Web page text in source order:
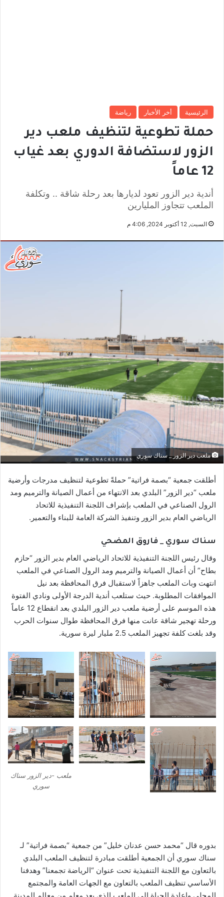
الرئيسية أخر الأخبار رياضة
حملة تطوعية لتنظيف ملعب دير
الزور لاستضافة الدوري بعد غياب
12 عاماً
أندية دير الزور تعود لديارها بعد رحلة شاقة .. وتكلفة
الملعب تتجاوز المليارين
السبت, 12 أكتوبر 2024, 4:06 م
ملعب دير الزور _ سناك سوري
أطلقت جمعية “بصمة فراتية” حملةً تطوعية لتنظيف مدرجات وأرضية
ملعب “دير الزور” البلدي بعد الانتهاء من أعمال الصيانة والترميم ومد
الرول الصناعي في الملعب بإشراف اللجنة التنفيذية للاتحاد
الرياضي العام بدير الزور وتنفيذ الشركة العامة للبناء والتعمير.
سناك سوري _ فاروق المضحي
وقال رئيس اللجنة التنفيذية للاتحاد الرياضي العام بدير الزور “حازم
بطاح” أن أعمال الصيانة والترميم ومد الرول الصناعي في الملعب
انتهت وبات الملعب جاهزاً لاستقبال فرق المحافظة بعد نيل
الموافقات المطلوبة. حيث ستلعب أندية الدرجة الأولى ونادي الفتوة
هذه الموسم على أرضية ملعب دير الزور البلدي بعد انقطاع 12 عاماً
ورحلة تهجير شاقة عانت منها فرق المحافظة طوال سنوات الحرب
وقد بلغت كلفة تجهيز الملعب 2.5 مليار ليرة سورية.
ملعب -دير الزور سناك
سوري
بدوره قال “محمد حسن عدنان خليل” من جمعية “بصمة فراتية” لـ
سناك سوري أن الجمعية أطلقت مبادرة لتنظيف الملعب البلدي
بالتعاون مع اللجنة التنفيذية تحت عنوان “الرياضة تجمعنا” وهدفنا
الأساسي تنظيف الملعب بالتعاون مع الجهات العامة والمجتمع